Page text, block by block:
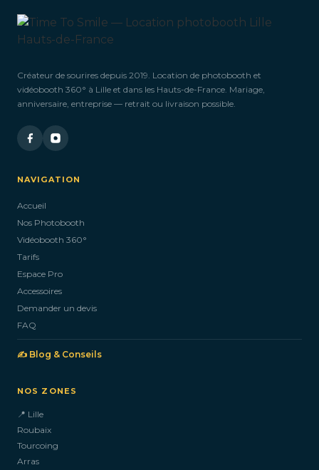
Créateur de sourires depuis 2019. Location de photobooth et
vidéobooth 360° à Lille et dans les Hauts-de-France. Mariage,
anniversaire, entreprise — retrait ou livraison possible.
NAVIGATION
Accueil
Nos Photobooth
Vidéobooth 360°
Tarifs
Espace Pro
Accessoires
Demander un devis
FAQ
✍️ Blog & Conseils
NOS ZONES
📍 Lille
Roubaix
Tourcoing
Arras